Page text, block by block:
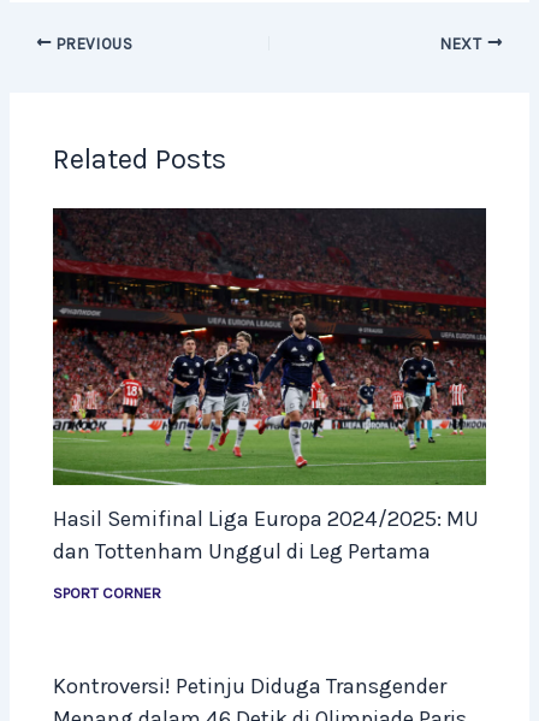
PREVIOUS NEXT
Related Posts
Hasil Semifinal Liga Europa 2024/2025: MU
dan Tottenham Unggul di Leg Pertama
SPORT CORNER
Kontroversi! Petinju Diduga Transgender